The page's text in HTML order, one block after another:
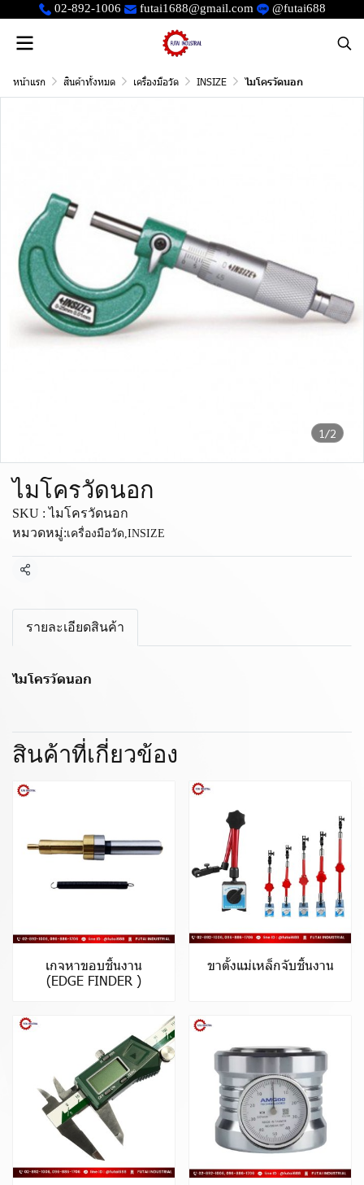
02-892-1006 futai1688@gmail.com @futai688
หน้าแรก สินค้าทั้งหมด เครื่องมือวัด INSIZE ไมโครวัดนอก
1/2
ไมโครวัดนอก
SKU : ไมโครวัดนอก
หมวดหมู่:เครื่องมือวัด,INSIZE
แชร์
รายละเอียดสินค้า
ไมโครวัดนอก
สินค้าที่เกี่ยวข้อง
เกจหาขอบชิ้นงาน
(EDGE FINDER )
ขาตั้งแม่เหล็กจับชิ้นงาน